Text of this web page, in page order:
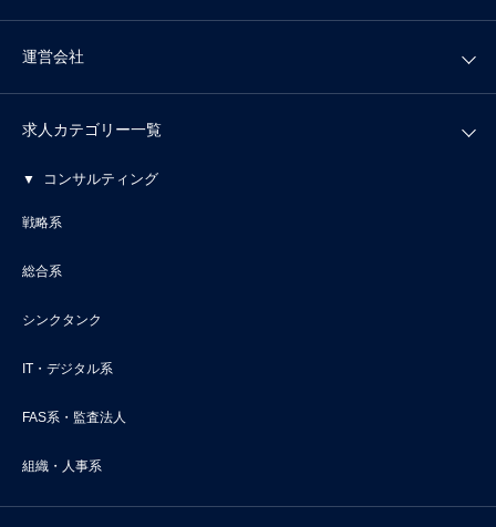
運営会社
求人カテゴリー一覧
コンサルティング
戦略系
総合系
シンクタンク
IT・デジタル系
FAS系・監査法人
組織・人事系